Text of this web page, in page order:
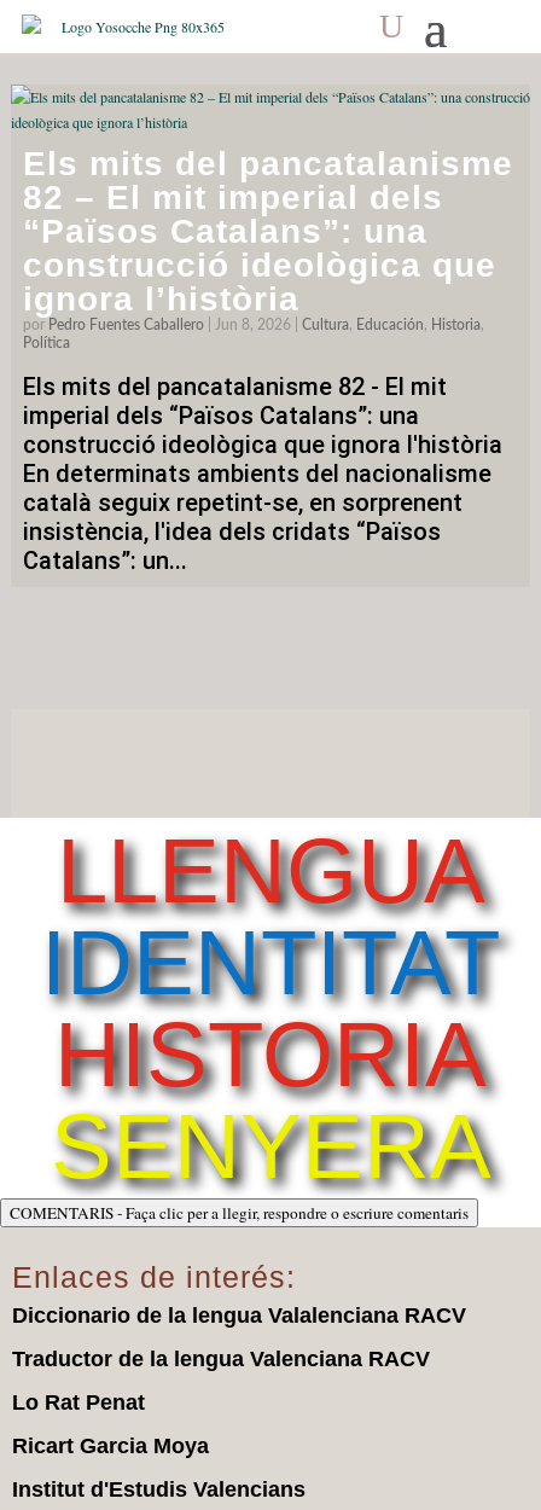
Día:8 de junio de 2026
Els mits del pancatalanisme
82 – El mit imperial dels
“Països Catalans”: una
construcció ideològica que
ignora l’història
por Pedro Fuentes Caballero| Jun 8, 2026 Cultura, Educación, Historia,
Política
Els mits del pancatalanisme 82 - El mit
imperial dels “Països Catalans”: una
construcció ideològica que ignora l'història
En determinats ambients del nacionalisme
català seguix repetint-se, en sorprenent
insistència, l'idea dels cridats “Països
Catalans”: un...
LLENGUA
IDENTITAT
HISTORIA
SENYERA
COMENTARIS - Faça clic per a llegir, respondre o escriure comentaris
Enlaces de interés:
Diccionario de la lengua Valalenciana RACV
Traductor de la lengua Valenciana RACV
Lo Rat Penat
Ricart Garcia Moya
Institut d'Estudis Valencians